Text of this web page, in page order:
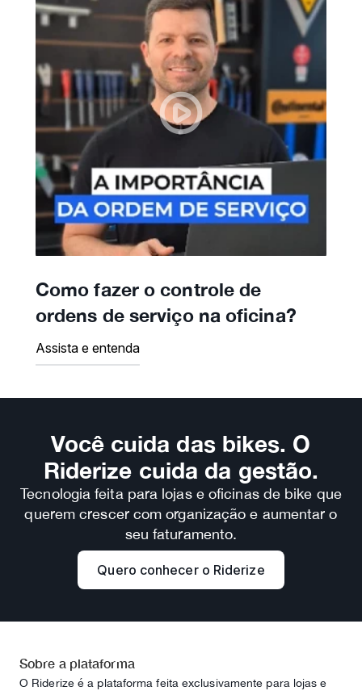
Como fazer o controle de
ordens de serviço na oficina?
Assista e entenda
Você cuida das bikes. O
Riderize cuida da gestão.
Tecnologia feita para lojas e oficinas de bike que
querem crescer com organização e aumentar o
seu faturamento.
Quero conhecer o Riderize
Sobre a plataforma
O Riderize é a plataforma feita exclusivamente para lojas e